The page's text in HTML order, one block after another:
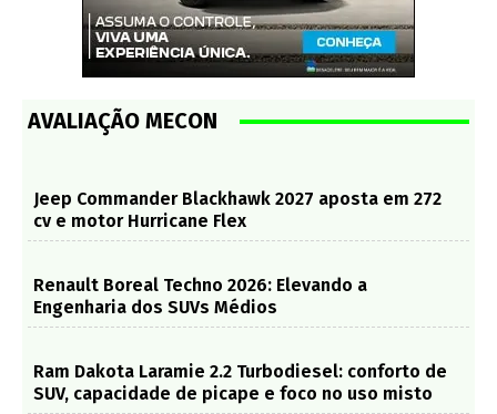
AVALIAÇÃO MECON
Jeep Commander Blackhawk 2027 aposta em 272
cv e motor Hurricane Flex
Renault Boreal Techno 2026: Elevando a
Engenharia dos SUVs Médios
Ram Dakota Laramie 2.2 Turbodiesel: conforto de
SUV, capacidade de picape e foco no uso misto